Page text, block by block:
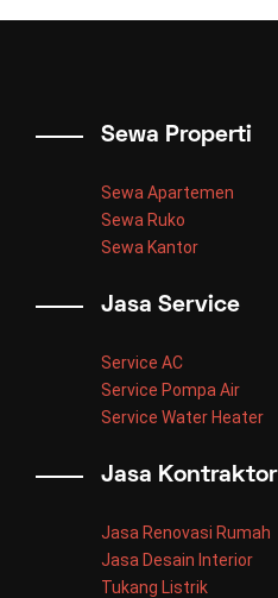
Sewa Properti
Sewa Apartemen
Sewa Ruko
Sewa Kantor
Jasa Service
Service AC
Service Pompa Air
Service Water Heater
Jasa Kontraktor
Jasa Renovasi Rumah
Jasa Desain Interior
Tukang Listrik